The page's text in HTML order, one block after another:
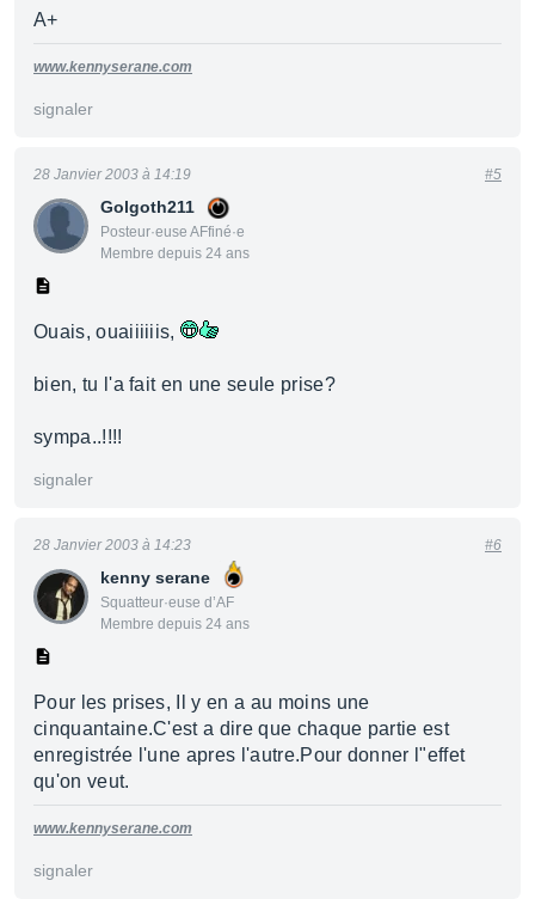
A+
www.kennyserane.com
signaler
Golgoth211
Posteur·euse AFfiné·e
Membre depuis 24 ans
28 Janvier 2003 à 14:19 #5
Ouais, ouaiiiiiis,
bien, tu l'a fait en une seule prise?
sympa..!!!!
signaler
kenny serane
Squatteur·euse d’AF
Membre depuis 24 ans
28 Janvier 2003 à 14:23 #6
Pour les prises, Il y en a au moins une
cinquantaine.C'est a dire que chaque partie est
enregistrée l'une apres l'autre.Pour donner l"effet
qu'on veut.
www.kennyserane.com
signaler